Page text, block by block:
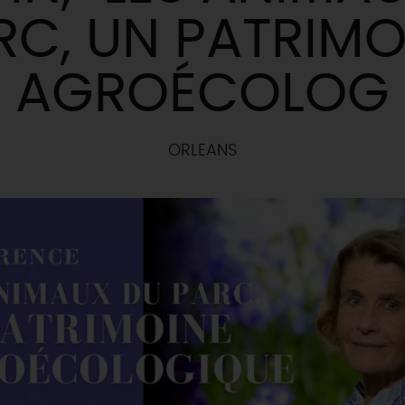
UN
AGROÉCOLOG
ORLEANS